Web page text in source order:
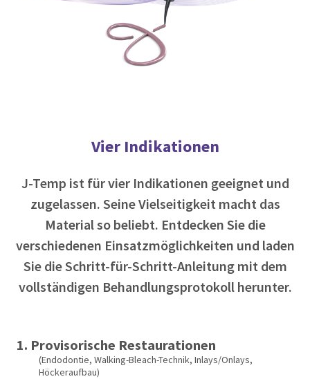
Vier Indikationen
J-Temp ist für vier Indikationen geeignet und
zugelassen. Seine Vielseitigkeit macht das
Material so beliebt. Entdecken Sie die
verschiedenen Einsatzmöglichkeiten und laden
Sie die Schritt-für-Schritt-Anleitung mit dem
vollständigen Behandlungsprotokoll herunter.
1. Provisorische Restaurationen
(Endodontie, Walking-Bleach-Technik, Inlays/Onlays,
Höckeraufbau)